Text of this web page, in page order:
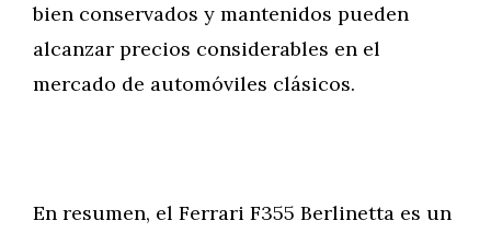
bien conservados y mantenidos pueden
alcanzar precios considerables en el
mercado de automóviles clásicos.
En resumen, el Ferrari F355 Berlinetta es un